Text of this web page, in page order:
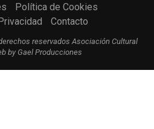
Política de Cookies
Contacto
reservados Asociación Cultural
by Gael Producciones